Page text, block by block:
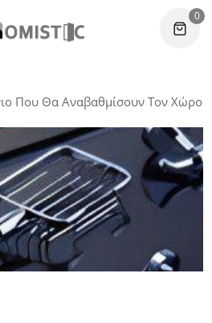
0
Που Θα Αναβαθμίσουν Τον Χώρο